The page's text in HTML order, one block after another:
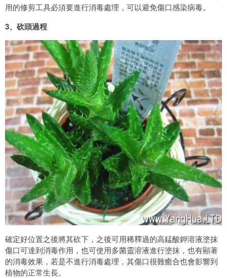
用的修剪工具必須要進行消毒處理，可以避免傷口感染病毒。
3、砍頭過程
確定好位置之後將其砍下，之後可用稀釋過的高錳酸鉀溶液塗抹
傷口可達到消毒作用，也可使用多菌靈溶液進行塗抹，也有顯著
的消毒效果，若是不進行消毒處理，其傷口很難癒合也會影響到
植物的正常生長。